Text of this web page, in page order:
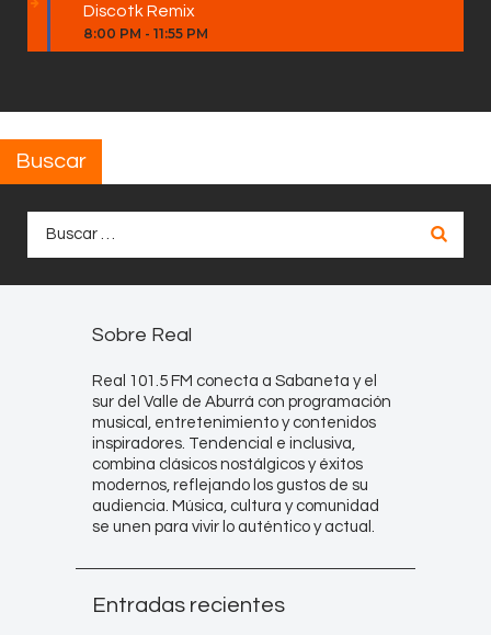
Discotk Remix
8:00 PM - 11:55 PM
Buscar
Sobre Real
Real 101.5 FM conecta a Sabaneta y el
sur del Valle de Aburrá con programación
musical, entretenimiento y contenidos
inspiradores. Tendencial e inclusiva,
combina clásicos nostálgicos y éxitos
modernos, reflejando los gustos de su
audiencia. Música, cultura y comunidad
se unen para vivir lo auténtico y actual.
Entradas recientes